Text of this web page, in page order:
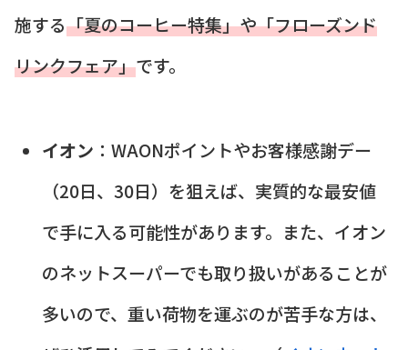
施する「夏のコーヒー特集」や「フローズンド
リンクフェア」です。
イオン ：WAONポイントやお客様感謝デー
（20日、30日）を狙えば、実質的な最安値
で手に入る可能性があります。また、イオン
のネットスーパーでも取り扱いがあることが
多いので、重い荷物を運ぶのが苦手な方は、